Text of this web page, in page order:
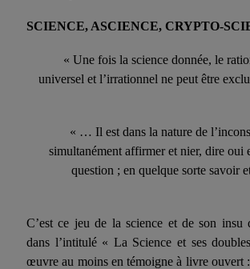
SCIENCE, ASCIENCE, CRYPTO-
« Une fois la science donnée, le
universel et l’irrationnel ne peut être
« … Il est dans la nature de
simultané­ment affirmer et nier, dire oui
question ; en quel­que sorte savoir
C’est ce jeu de la science et de son insu
dans l’intitulé « La Science et ses
œuvre au moins en témoigne à livre ouvert